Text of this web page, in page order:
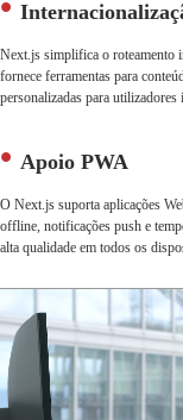
Next.js simplifica o roteamento
fornece ferramentas para
personalizadas para utilizadores
Apoio PWA
O Next.js suporta aplicações
offline, notificações push e
alta qualidade em todos os